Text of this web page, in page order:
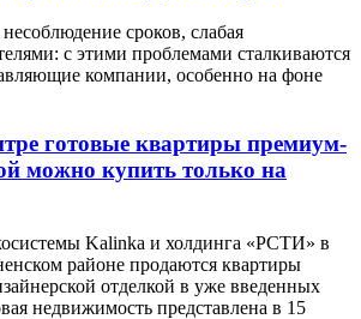
сроков, слабая
с этими проблемами сталкиваются
компании, особенно на фоне
готовые квартиры премиум-
можно купить только на
Kalinka и холдинга «РСТИ» в
районе продаются квартиры
отделкой в уже введенных
недвижимость представлена в 15